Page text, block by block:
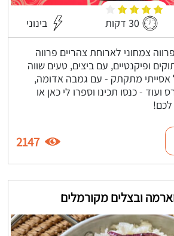
30 דקות בינוני
צמחוני לארוחת צהריים פרווה
ופיקנטיים, עם ביצים, טעים שווה
אסייתי מתקתק - עם גמבה אדומה,
ועוד - כנסו תכינו וספרו לי כאן או
לכם!
2147
ובצלים מקורמלים